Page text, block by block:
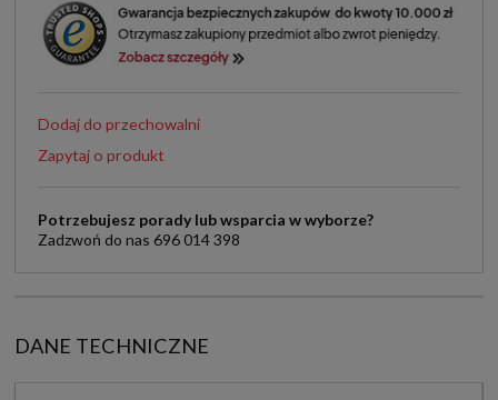
Dodaj do przechowalni
Zapytaj o produkt
Potrzebujesz porady lub wsparcia w wyborze?
Zadzwoń do nas 696 014 398
DANE TECHNICZNE